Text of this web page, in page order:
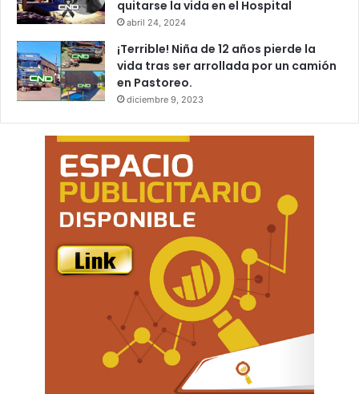
quitarse la vida en el Hospital
abril 24, 2024
¡Terrible! Niña de 12 años pierde la
vida tras ser arrollada por un camión
en Pastoreo.
diciembre 9, 2023